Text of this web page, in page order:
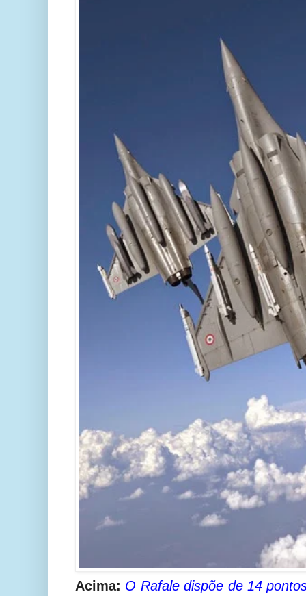
Acima: O Rafale dispõe de 14